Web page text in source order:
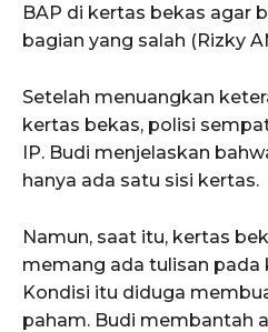
BAP di kertas bekas agar
bagian yang salah (Rizky
Setelah menuangkan
kertas bekas, polisi
IP. Budi menjelaskan
hanya ada satu sisi kertas.
Namun, saat itu, kertas
memang ada tulisan pada
Kondisi itu diduga
paham. Budi membantah